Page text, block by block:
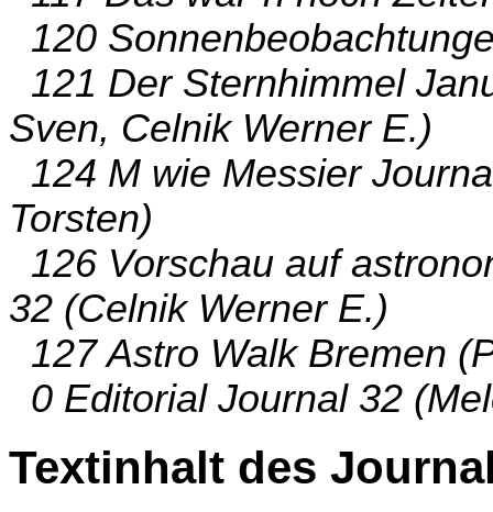
120
121 Der Sternhimmel
Sven, Celnik Werner E.)
124 M wie Messier
Torsten)
126 Vorschau auf
32 (Celnik Werner E.)
127 Astro Walk Bremen
0 Editorial Journal 32
Textinhalt des